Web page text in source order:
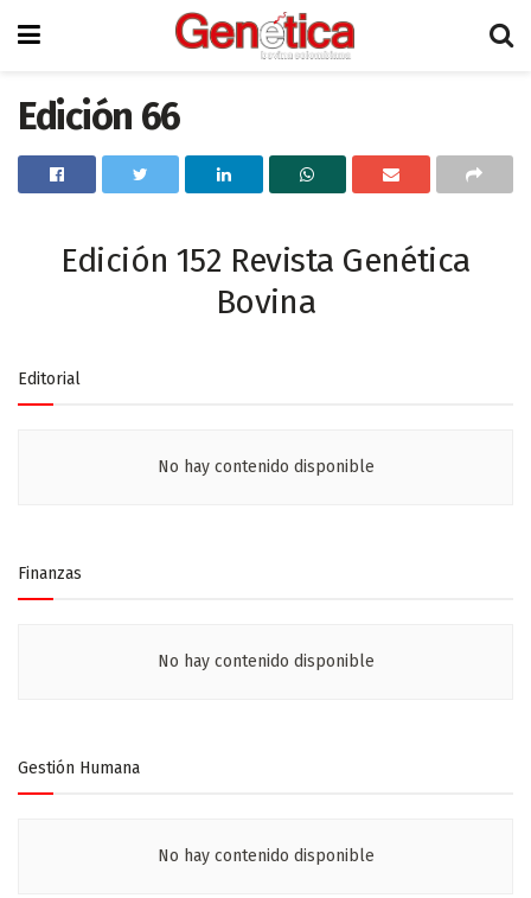
Edición 66
Edición 152 Revista Genética
Bovina
Editorial
No hay contenido disponible
Finanzas
No hay contenido disponible
Gestión Humana
No hay contenido disponible